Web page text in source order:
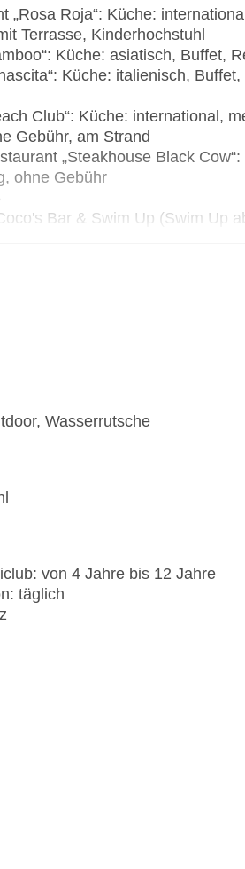
„Rosa Roja“: Küche:
Terrasse, Kinderhochstuhl
Küche: asiatisch, Buffet,
Küche: italienisch,
Club“: Küche: international,
Gebühr, am Strand
„Steakhouse Black
ohne Gebühr
Bar & Swim Up (Swim Up
Wasserrutsche
von 4 Jahre bis 12 Jahre
täglich